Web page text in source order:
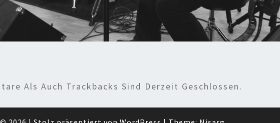
Als Auch Trackbacks Sind Derzeit Geschlossen.